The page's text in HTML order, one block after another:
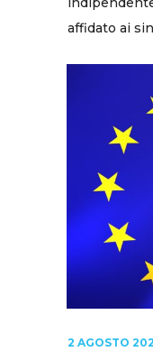
affidato ai
2 AGOSTO